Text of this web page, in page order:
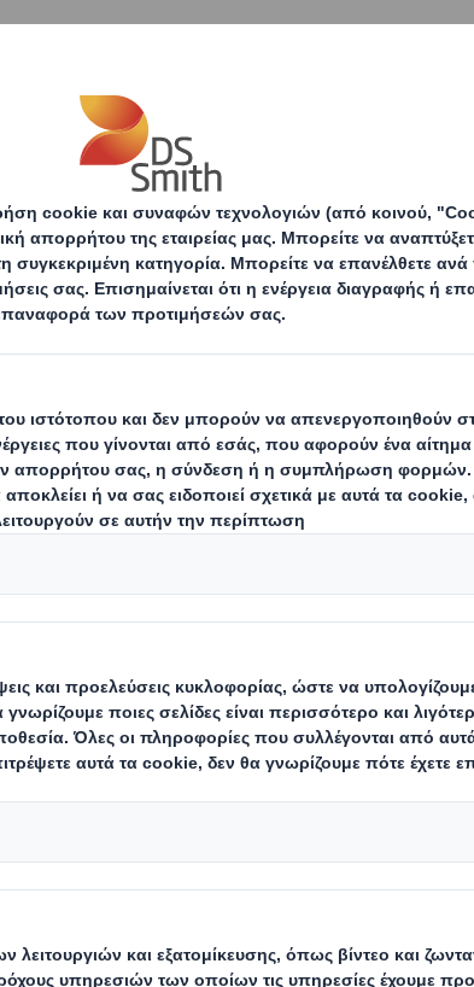
Προϊόντα & υπηρεσίες
Συνεργασία DS Smith και Οινοποιία Nico
και
κασετίνα 6
Nico Lazaridi δημιουργούν
για το περιβάλλον και τη